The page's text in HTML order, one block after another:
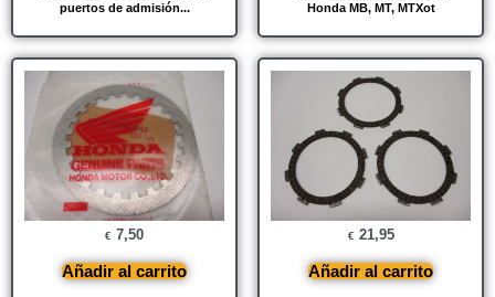
puertos de admisión...
Honda MB, MT, MTXot
€ 7,50
Añadir al carrito
€ 21,95
Añadir al carrito